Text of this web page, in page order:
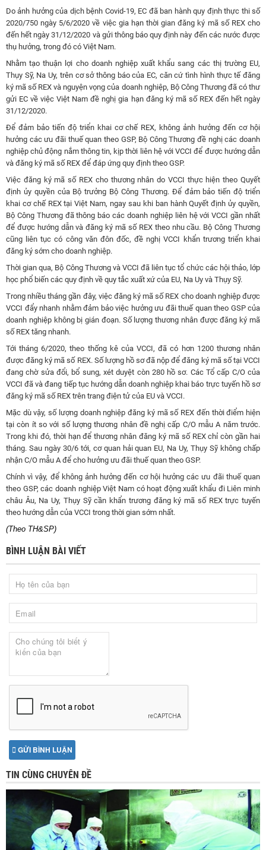
Do ảnh hưởng của dịch bệnh Covid-19, EC đã ban hành quy định thực thi số
2020/750 ngày 5/6/2020 về việc gia hạn thời gian đăng ký mã số REX cho
đến hết ngày 31/12/2020 và gửi thông báo quy định này đến các nước được
thụ hưởng, trong đó có Việt Nam.
Nhằm tạo thuận lợi cho doanh nghiệp xuất khẩu sang các thị trường EU,
Thụy Sỹ, Na Uy, trên cơ sở thông báo của EC, căn cứ tình hình thực tế đăng
ký mã số REX và nguyện vọng của doanh nghiệp, Bộ Công Thương đã có thư
gửi EC về việc Việt Nam đề nghị gia hạn đăng ký mã số REX đến hết ngày
31/12/2020.
Để đảm bảo tiến độ triển khai cơ chế REX, không ảnh hưởng đến cơ hội
hưởng các ưu đãi thuế quan theo GSP, Bộ Công Thương đề nghị các doanh
nghiệp chủ động nắm thông tin, kịp thời liên hệ với VCCI để được hướng dẫn
và đăng ký mã số REX để đáp ứng quy định theo GSP.
Việc đăng ký mã số REX cho thương nhân do VCCI thực hiện theo Quyết
định ủy quyền của Bộ trưởng Bộ Công Thương. Để đảm bảo tiến độ triển
khai cơ chế REX tại Việt Nam, ngay sau khi ban hành Quyết định ủy quyền,
Bộ Công Thương đã thông báo các doanh nghiệp liên hệ với VCCI gần nhất
để được hướng dẫn và đăng ký mã số REX theo nhu cầu. Bộ Công Thương
cũng liên tục có công văn đôn đốc, đề nghị VCCI khẩn trương triển khai
đăng ký sớm cho doanh nghiệp.
Thời gian qua, Bộ Công Thương và VCCI đã liên tục tổ chức các hội thảo, lớp
học phổ biến các quy định về quy tắc xuất xứ của EU, Na Uy và Thụy Sỹ.
Trong nhiều tháng gần đây, việc đăng ký mã số REX cho doanh nghiệp được
VCCI đẩy nhanh nhằm đảm bảo việc hưởng ưu đãi thuế quan theo GSP của
doanh nghiệp không bị gián đoạn. Số lượng thương nhân được đăng ký mã
số REX tăng nhanh.
Tới tháng 6/2020, theo thống kê của VCCI, đã có hơn 1200 thương nhân
được đăng ký mã số REX. Số lượng hồ sơ đã nộp để đăng ký mã số tại VCCI
đang chờ sửa đổi, bổ sung, xét duyệt còn 280 hồ sơ. Các Tổ cấp C/O của
VCCI đã và đang tiếp tục hướng dẫn doanh nghiệp khai báo trực tuyến hồ sơ
đăng ký mã số REX trên trang điện tử của EU và VCCI.
Mặc dù vậy, số lượng doanh nghiệp đăng ký mã số REX đến thời điểm hiện
tại còn ít so với số lượng thương nhân đề nghị cấp C/O mẫu A năm trước.
Trong khi đó, thời hạn để thương nhân đăng ký mã số REX chỉ còn gần hai
tháng. Sau ngày 30/6 tới, cơ quan hải quan EU, Na Uy, Thụy Sỹ không chấp
nhận C/O mẫu A để cho hưởng ưu đãi thuế quan theo GSP.
Chính vì vậy, để không ảnh hưởng đến cơ hội hưởng các ưu đãi thuế quan
theo GSP, các doanh nghiệp Việt Nam có hoạt động xuất khẩu đi Liên minh
châu Âu, Na Uy, Thụy Sỹ cần khẩn trương đăng ký mã số REX trực tuyến
theo hướng dẫn của VCCI trong thời gian sớm nhất.
(Theo TH&SP)
BÌNH LUẬN BÀI VIẾT
GỬI BÌNH LUẬN
TIN CÙNG CHUYÊN ĐỀ